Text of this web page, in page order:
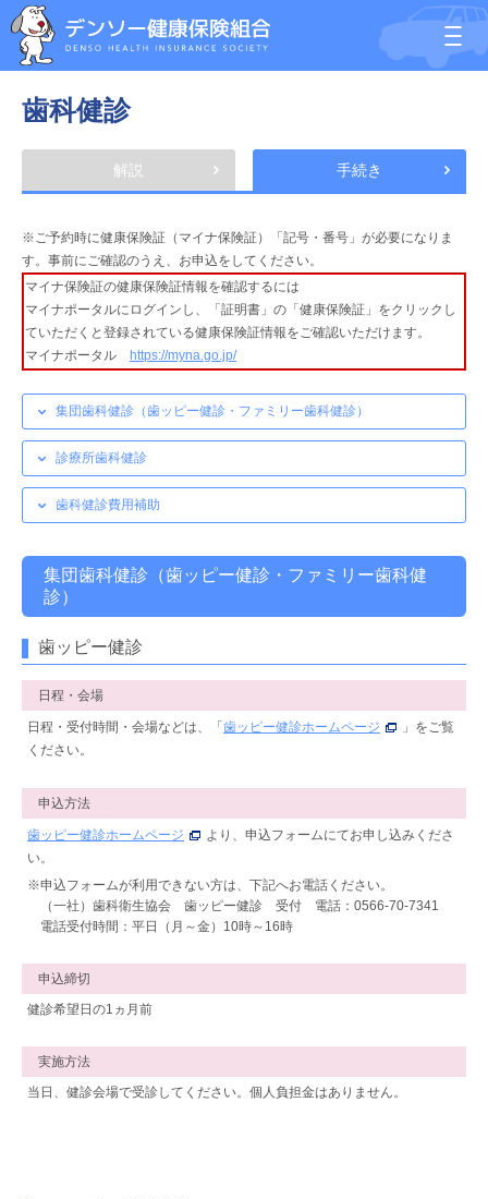
歯科健診
解説 手続き
※ご予約時に健康保険証（マイナ保険証）「記号・番号」が必要になりま
す。事前にご確認のうえ、お申込をしてください。
マイナ保険証の健康保険証情報を確認するには
マイナポータルにログインし、「証明書」の「健康保険証」をクリックし
ていただくと登録されている健康保険証情報をご確認いただけます。
マイナポータル
https://myna.go.jp/
集団歯科健診（歯ッピー健診・ファミリー歯科健診）
診療所歯科健診
歯科健診費用補助
集団歯科健診（歯ッピー健診・ファミリー歯科健
診）
歯ッピー健診
日程・会場
日程・受付時間・会場などは、「 歯ッピー健診ホームページ
」をご覧
ください。
申込方法
歯ッピー健診ホームページ
より、申込フォームにてお申し込みくださ
い。
※申込フォームが利用できない方は、下記へお電話ください。
（一社）歯科衛生協会 歯ッピー健診 受付 電話：0566-70-7341
電話受付時間：平日（月～金）10時～16時
申込締切
健診希望日の1ヵ月前
実施方法
当日、健診会場で受診してください。個人負担金はありません。